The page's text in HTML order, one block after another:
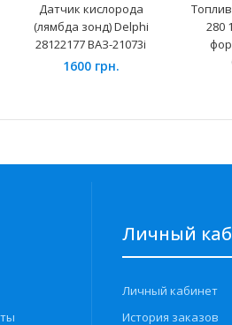
Датчик кислорода
(лямбда зонд) Delphi
28122177 ВАЗ-21073i
1600 грн.
280
Личный
Личный кабинет
История заказов